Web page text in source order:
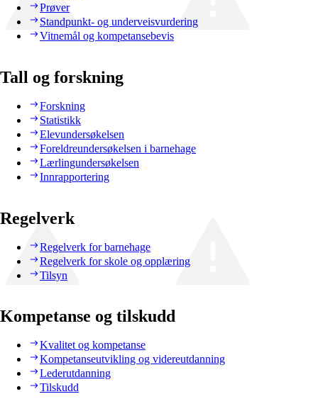
Prøver
Standpunkt- og underveisvurdering
Vitnemål og kompetansebevis
Tall og forskning
Forskning
Statistikk
Elevundersøkelsen
Foreldreundersøkelsen i barnehage
Lærlingundersøkelsen
Innrapportering
Regelverk
Regelverk for barnehage
Regelverk for skole og opplæring
Tilsyn
Kompetanse og tilskudd
Kvalitet og kompetanse
Kompetanseutvikling og videreutdanning
Lederutdanning
Tilskudd